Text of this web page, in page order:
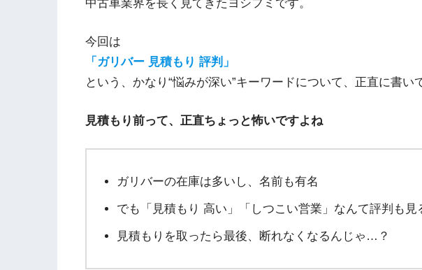
中古車業界を長く見てきたヨシフミです。
今回は
「ガリバー 見積もり 評判」
という、かなり“悩みが深い”キーワードについて、正直に書い
見積もり前って、正直ちょっと怖いですよね
ガリバーの在庫は多いし、名前も有名
でも「見積もり 高い」「しつこい営業」なんて評判も見
見積もりを取ったら最後、断れなくなるんじゃ…？